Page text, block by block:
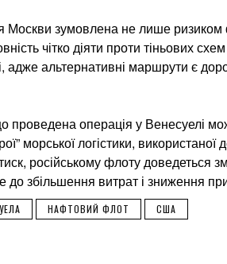
Москви зумовлена не лише ризиком
чітко діяти проти тіньових
адже альтернативні маршрути є
проведена операція у Венесуелі
морської логістики,
російському флоту доведеться
збільшення витрат і зниження
НАФТОВИЙ ФЛОТ США